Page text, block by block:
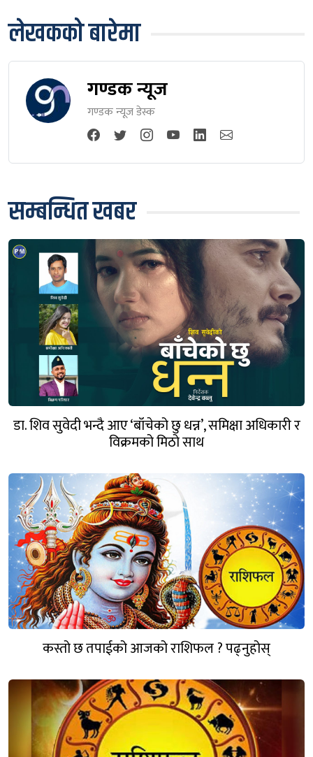
लेखकको बारेमा
गण्डक न्यूज
गण्डक न्यूज डेस्क
सम्बन्धित खबर
डा. शिव सुवेदी भन्दै आए ‘बाँचेको छु धन्न’, समिक्षा अधिकारी र
विक्रमको मिठो साथ
कस्तो छ तपाईको आजको राशिफल ? पढ्नुहोस्